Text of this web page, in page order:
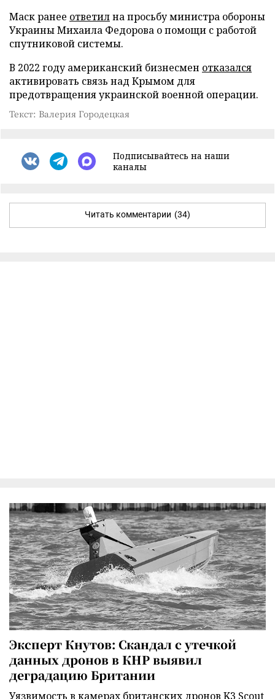
Маск ранее ответилна просьбу министра обороны
Украины Михаила Федорова о помощи с работой
спутниковой системы.
В 2022 году американский бизнесмен отказался
активировать связь над Крымом для
предотвращения украинской военной операции.
Текст: Валерия Городецкая
Подписывайтесь на наши
каналы
Читать комментарии (34)
Эксперт Кнутов: Скандал с утечкой
данных дронов в КНР выявил
деградацию Британии
Уязвимость в камерах британских дронов K3 Scout